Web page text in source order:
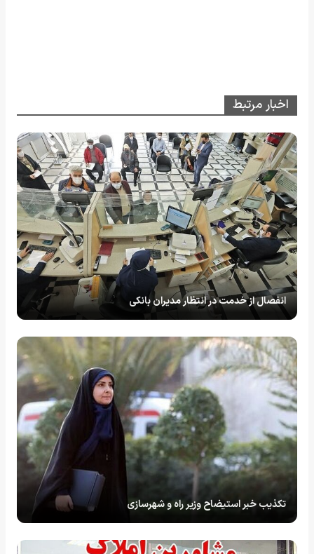
اخبار مرتبط
انفصال از خدمت در انتظار مدیران بانکی
تکذیب خبر استیضاح وزیر راه و شهرسازی